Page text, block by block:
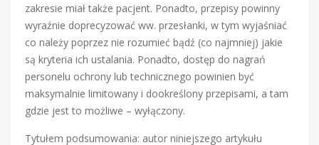
zakresie miał także pacjent. Ponadto, przepisy powinny
wyraźnie doprecyzować ww. przesłanki, w tym wyjaśniać
co należy poprzez nie rozumieć bądź (co najmniej) jakie
są kryteria ich ustalania. Ponadto, dostęp do nagrań
personelu ochrony lub technicznego powinien być
maksymalnie limitowany i dookreślony przepisami, a tam
gdzie jest to możliwe – wyłączony.
Tytułem podsumowania: autor niniejszego artykułu